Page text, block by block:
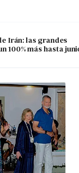
Irán: las grandes
100% más hasta